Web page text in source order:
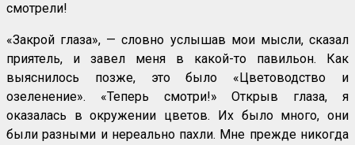
смотрели!
«Закрой глаза», — словно услышав мои мысли, сказал
приятель, и завел меня в какой-то павильон. Как
выяснилось позже, это было «Цветоводство и
озеленение». «Теперь смотри!» Открыв глаза, я
оказалась в окружении цветов. Их было много, они
были разными и нереально пахли. Мне прежде никогда